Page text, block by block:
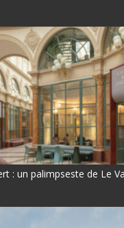
: un palimpseste de Le